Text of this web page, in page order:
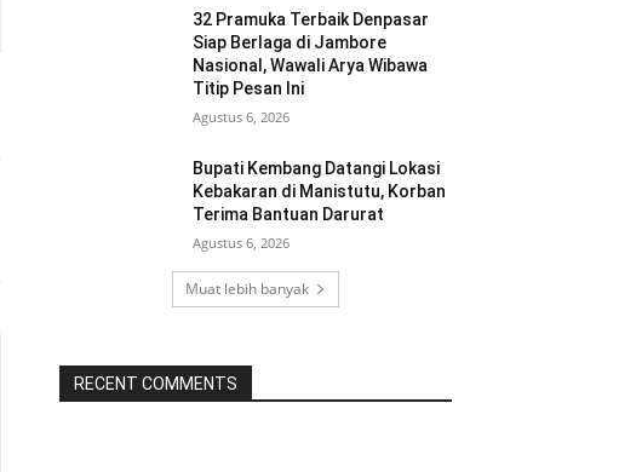
32 Pramuka Terbaik Denpasar
Siap Berlaga di Jambore
Nasional, Wawali Arya Wibawa
Titip Pesan Ini
Agustus 6, 2026
Bupati Kembang Datangi Lokasi
Kebakaran di Manistutu, Korban
Terima Bantuan Darurat
Agustus 6, 2026
Muat lebih banyak
RECENT COMMENTS